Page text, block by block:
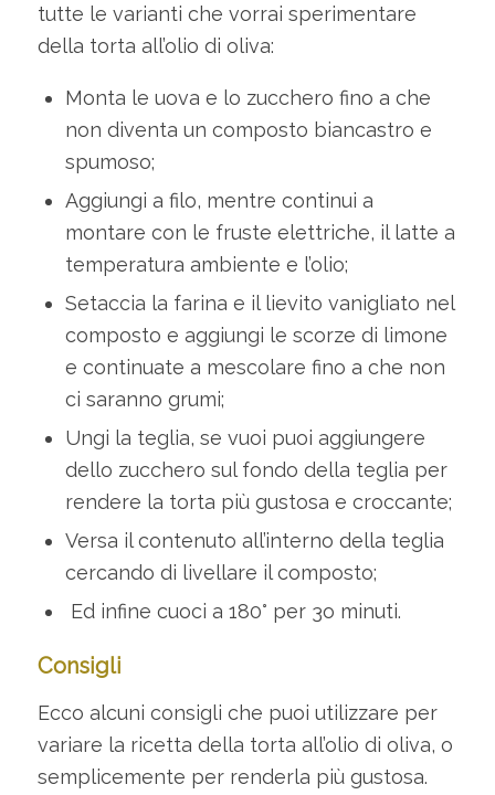
tutte le varianti che vorrai sperimentare
della torta all’olio di oliva:
Monta le uova e lo zucchero fino a che
non diventa un composto biancastro e
spumoso;
Aggiungi a filo, mentre continui a
montare con le fruste elettriche, il latte a
temperatura ambiente e l’olio;
Setaccia la farina e il lievito vanigliato nel
composto e aggiungi le scorze di limone
e continuate a mescolare fino a che non
ci saranno grumi;
Ungi la teglia, se vuoi puoi aggiungere
dello zucchero sul fondo della teglia per
rendere la torta più gustosa e croccante;
Versa il contenuto all’interno della teglia
cercando di livellare il composto;
Ed infine cuoci a 180° per 3o minuti.
Consigli
Ecco alcuni consigli che puoi utilizzare per
variare la ricetta della torta all’olio di oliva, o
semplicemente per renderla più gustosa.